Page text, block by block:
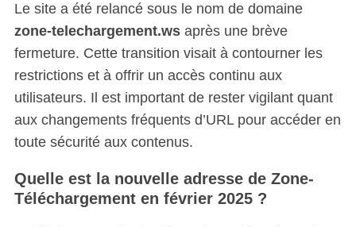
Le site a été relancé sous le nom de domaine
zone-telechargement.wsaprès une brève
fermeture. Cette transition visait à contourner les
restrictions et à offrir un accès continu aux
utilisateurs. Il est important de rester vigilant quant
aux changements fréquents d’URL pour accéder en
toute sécurité aux contenus.
Quelle est la nouvelle adresse de Zone-
Téléchargement en février 2025 ?